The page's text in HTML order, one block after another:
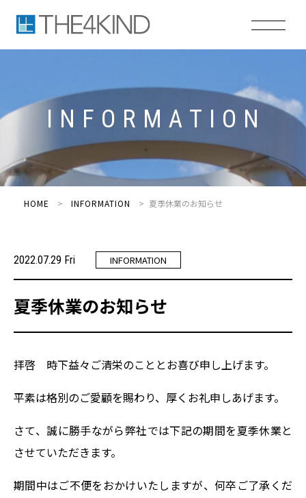
I N F O R M A T I O N
HOME INFORMATION 夏季休業のお知らせ
2022.07.29 Fri INFORMATION
夏季休業のお知らせ
拝啓 時下益々ご清栄のこととお喜び申し上げます。
平素は格別のご愛顧を賜わり、厚くお礼申しあげます。
さて、誠に勝手ながら弊社では下記の期間を夏季休業と
させていただきます。
期間中はご不便をおかけいたしますが、何卒ご了承くだ